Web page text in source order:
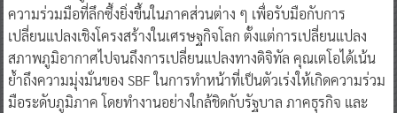
ความร่วมมือที่ลึกซึ้งยิ่งขึ้นในภาคส่วนต่าง ๆ เพื่อรับมือกับการ
เปลี่ยนแปลงเชิงโครงสร้างในเศรษฐกิจโลก ตั้งแต่การเปลี่ยนแปลง
สภาพภูมิอากาศไปจนถึงการเปลี่ยนแปลงทางดิจิทัล คุณเตโอได้เน้น
ย้ำถึงความมุ่งมั่นของ SBF ในการทำหน้าที่เป็นตัวเร่งให้เกิดความร่วม
มือระดับภูมิภาค โดยทำงานอย่างใกล้ชิดกับรัฐบาล ภาคธุรกิจ และ